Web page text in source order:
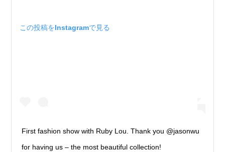
この投稿をInstagramで見る
First fashion show with Ruby Lou. Thank you @jasonwu
for having us – the most beautiful collection!